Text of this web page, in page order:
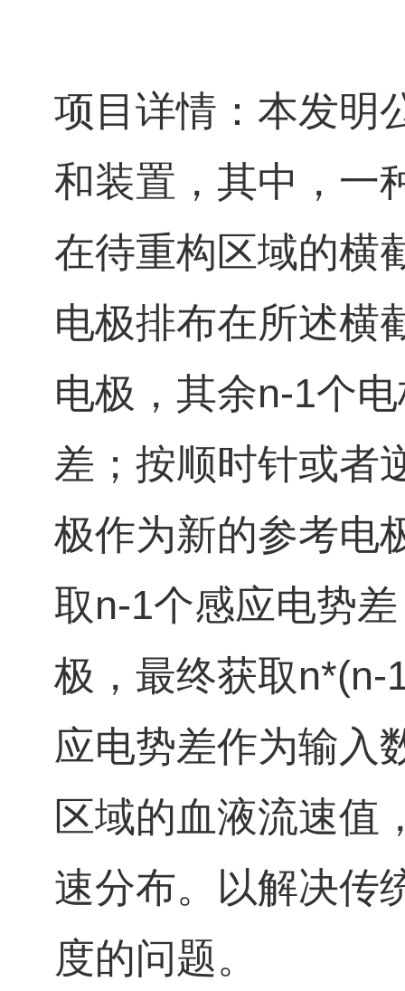
项目详情：本发明
和装置，其中，一
在待重构区域的横
电极排布在所述横
电极，其余n‑1个
差；按顺时针或者
极作为新的参考电
取n‑1个感应电势
极，最终获取
应电势差作为输入
区域的血液流速值
速分布。以解决传
度的问题。